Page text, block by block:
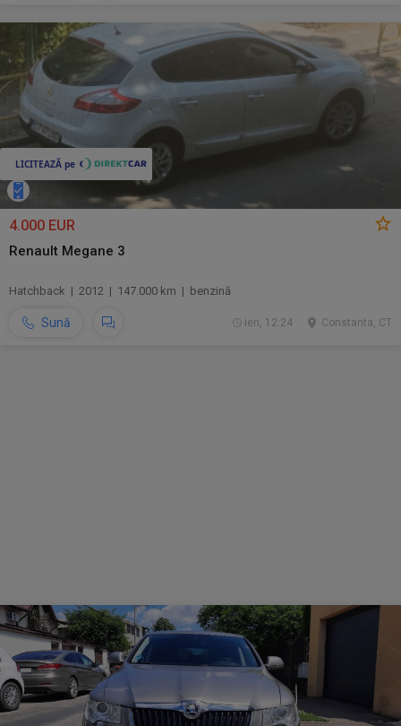
4.000 EUR
Renault Megane 3
Hatchback | 2012 | 147.000 km | benzină
Sună Constanta, CT
ieri, 12:24